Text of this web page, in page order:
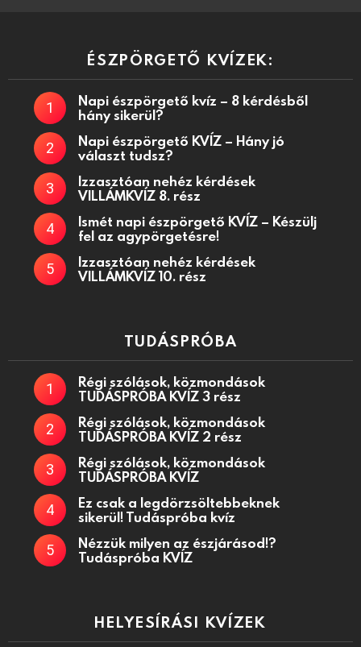
ÉSZPÖRGETŐ KVÍZEK:
Napi észpörgető kvíz – 8 kérdésből
hány sikerül?
Napi észpörgető KVÍZ – Hány jó
választ tudsz?
Izzasztóan nehéz kérdések
VILLÁMKVÍZ 8. rész
Ismét napi észpörgető KVÍZ – Készülj
fel az agypörgetésre!
Izzasztóan nehéz kérdések
VILLÁMKVÍZ 10. rész
TUDÁSPRÓBA
Régi szólások, közmondások
TUDÁSPRÓBA KVÍZ 3 rész
Régi szólások, közmondások
TUDÁSPRÓBA KVÍZ 2 rész
Régi szólások, közmondások
TUDÁSPRÓBA KVÍZ
Ez csak a legdörzsöltebbeknek
sikerül! Tudáspróba kvíz
Nézzük milyen az észjárásod!?
Tudáspróba KVÍZ
HELYESÍRÁSI KVÍZEK